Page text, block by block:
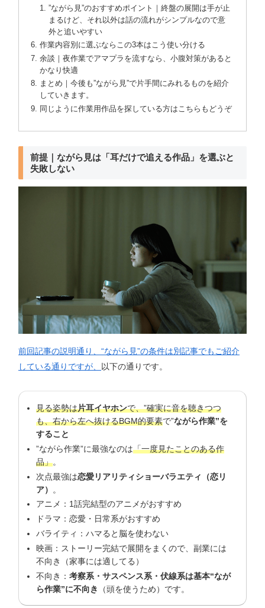
”ながら見”のおすすめポイント｜終盤の展開は手が止
まるけど、それ以外は話の流れがシンプルなので意
外と追いやすい
作業内容別に選ぶならこの3本はこう使い分ける
余談｜夜作業でアマプラを流すなら、小腹対策があると
かなり快適
まとめ｜今後も”ながら見”で片手間にみれるものを紹介
していきます。
同じように作業用作品を探している方はこちらもどうぞ
前提｜ながら見は「耳だけで追える作品」を選ぶと
失敗しない
前回記事の説明通り、 “ながら見”の条件は別記事でもご紹介
している通りですが、
以下の通りです。
見る姿勢は片耳イヤホンで、”確実に音を聴きつつ
も、右から左へ抜けるBGM的要素で”ながら作業”を
すること
”ながら作業”に最強なのは「一度見たことのある作
品」。
次点最強は恋愛リアリティショーバラエティ（恋リ
ア）
。
アニメ：1話完結型のアニメがおすすめ
ドラマ：恋愛・日常系がおすすめ
バライティ：ハマると脳を使わない
映画：ストーリー完結で展開をまくので、副業には
不向き（家事には適してる）
不向き： 考察系・サスペンス系・伏線系は基本“なが
ら作業”に不向き
（頭を使うため）です。